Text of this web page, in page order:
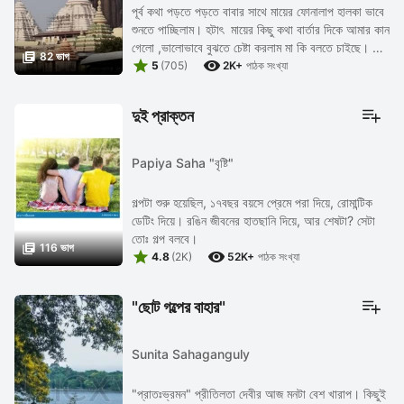
 82 ভাগ
পূর্ব কথা পড়তে পড়তে বাবার সাথে মায়ের ফোনালাপ হালকা ভাবে
শুনতে পাচ্ছিলাম। হটাৎ মায়ের কিছু কথা বার্তার দিকে আমার কান
গেলো ,ভালোভাবে বুঝতে চেষ্টা করলাম মা কি বলতে চাইছে। মা
বলছিলেন , " এই তো ...
 5 (705)  2K+ পাঠক সংখ্যা
 116 ভাগ
দুই প্রাক্তন
Papiya Saha "বৃষ্টি"
গল্পটা শুরু হয়েছিল, ১৭বছর বয়সে প্রেমে পরা দিয়ে, রোমান্টিক
ডেটিং দিয়ে। রঙিন জীবনের হাতছানি দিয়ে, আর শেষটা? সেটা
তোঃ গল্প বলবে।
 4.8 (2K)  52K+ পাঠক সংখ্যা
"ছোট গল্পের বাহার"
Sunita Sahaganguly
"প্রাতঃভ্রমন" প্রীতিলতা দেবীর আজ মনটা বেশ খারাপ। কিছুই